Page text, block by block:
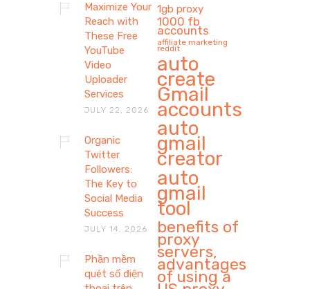
Maximize Your
Reach with
These Free
YouTube
Video
Uploader
Services
JULY 22, 2026
Organic
Twitter
Followers:
The Key to
Social Media
Success
JULY 14, 2026
Phần mềm
quét số điện
1gb proxy
1000 fb
accounts
affiliate marketing
reddit
auto
create
Gmail
accounts
auto
gmail
creator
auto
gmail
tool
benefits of
proxy
servers,
advantages
of using a